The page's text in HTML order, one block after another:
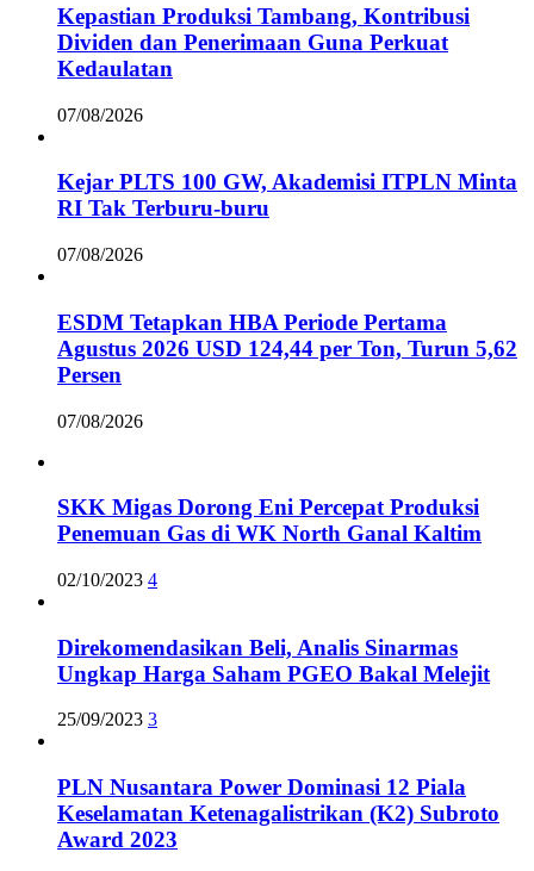
Kepastian Produksi Tambang, Kontribusi
Dividen dan Penerimaan Guna Perkuat
Kedaulatan
07/08/2026
Kejar PLTS 100 GW, Akademisi ITPLN Minta
RI Tak Terburu-buru
07/08/2026
ESDM Tetapkan HBA Periode Pertama
Agustus 2026 USD 124,44 per Ton, Turun 5,62
Persen
07/08/2026
SKK Migas Dorong Eni Percepat Produksi
Penemuan Gas di WK North Ganal Kaltim
02/10/2023 4
Direkomendasikan Beli, Analis Sinarmas
Ungkap Harga Saham PGEO Bakal Melejit
25/09/2023 3
PLN Nusantara Power Dominasi 12 Piala
Keselamatan Ketenagalistrikan (K2) Subroto
Award 2023